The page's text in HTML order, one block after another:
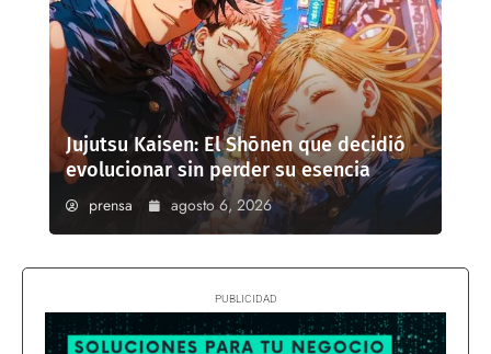
Jujutsu Kaisen: El Shōnen que decidió
evolucionar sin perder su esencia
prensa agosto 6, 2026